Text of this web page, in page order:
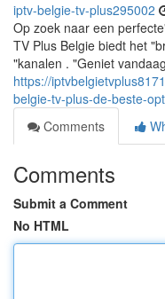
iptv-belgie-tv-plus295002
Op zoek naar een
TV Plus Belgie biedt het
"kanalen . "Geniet
https://
belgie-tv-plus-de-beste-
Comments
Comments
Submit a Comment
No HTML